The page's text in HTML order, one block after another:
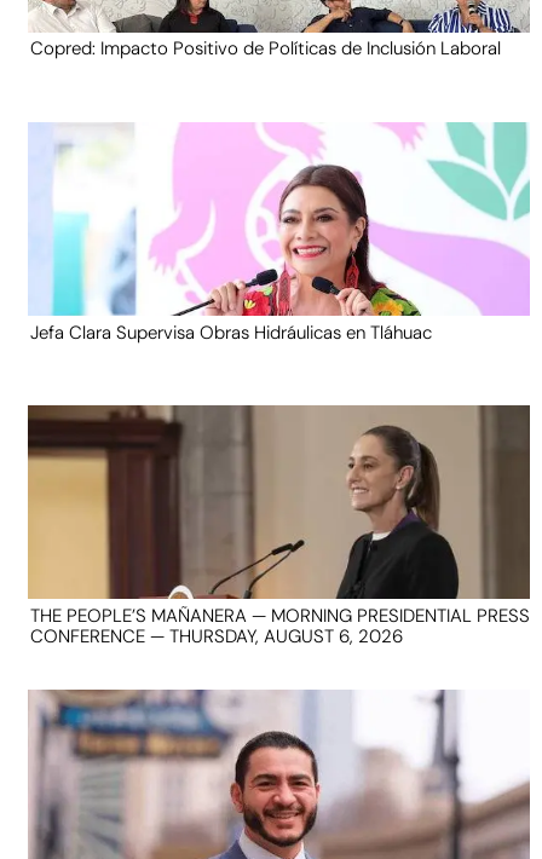
Copred: Impacto Positivo de Políticas de Inclusión Laboral
Jefa Clara Supervisa Obras Hidráulicas en Tláhuac
THE PEOPLE’S MAÑANERA — MORNING PRESIDENTIAL PRESS
CONFERENCE — THURSDAY, AUGUST 6, 2026